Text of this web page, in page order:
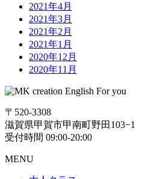
2021年4月
2021年3月
2021年2月
2021年1月
2020年12月
2020年11月
〒520-3308
滋賀県甲賀市甲南町野田103−1
受付時間 09:00-20:00
MENU